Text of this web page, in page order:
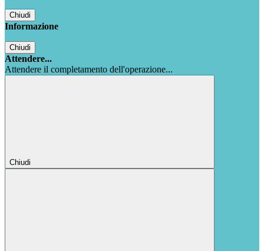
Chiudi
Informazione
Chiudi
Attendere...
Attendere il completamento dell'operazione...
Chiudi